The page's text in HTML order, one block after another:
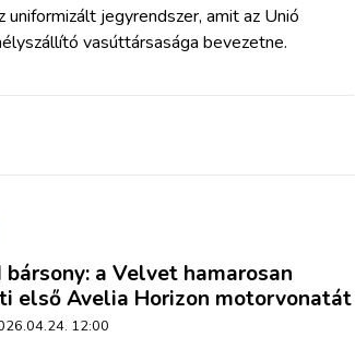
uniformizált jegyrendszer, amit az Unió
vasúttársasága bevezetne.
a Velvet hamarosan
első Avelia Horizon motorvonatát
12:00